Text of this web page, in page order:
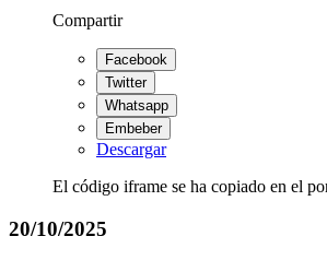
Compartir
Facebook
Twitter
Whatsapp
Embeber
Descargar
El código iframe se ha copiado en el
20/10/2025